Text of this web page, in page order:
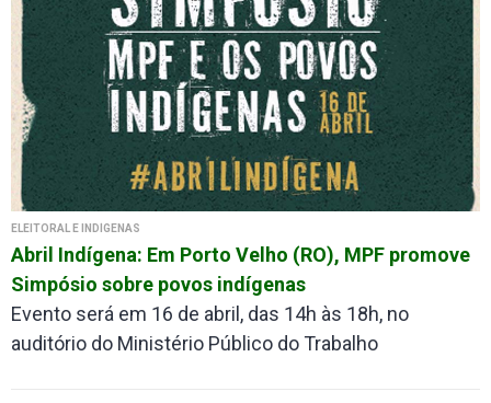
ELEITORAL E INDÍGENAS
Abril Indígena: Em Porto Velho (RO), MPF promove
Simpósio sobre povos indígenas
Evento será em 16 de abril, das 14h às 18h, no
auditório do Ministério Público do Trabalho